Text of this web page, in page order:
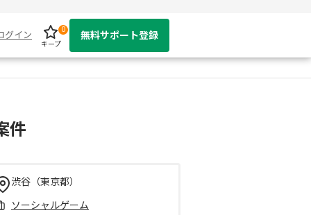
グイン
キープ
0
無料サポート登録
件
渋谷（東京都）
ソーシャルゲーム